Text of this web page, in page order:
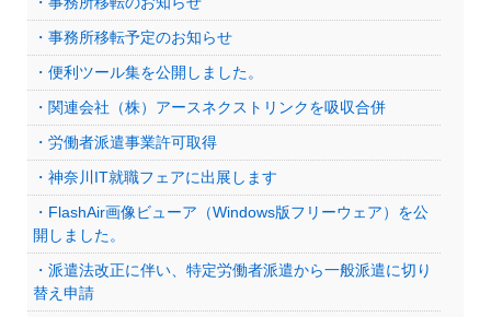
・事務所移転予定のお知らせ
・便利ツール集を公開しました。
・関連会社（株）アースネクストリンクを吸収合併
・労働者派遣事業許可取得
・神奈川IT就職フェアに出展します
・FlashAir画像ビューア（Windows版フリーウェア）を公
開しました。
・派遣法改正に伴い、特定労働者派遣から一般派遣に切り
替え申請